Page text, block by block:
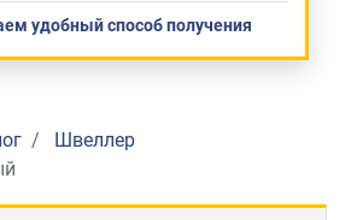
удобный способ получения
Швеллер